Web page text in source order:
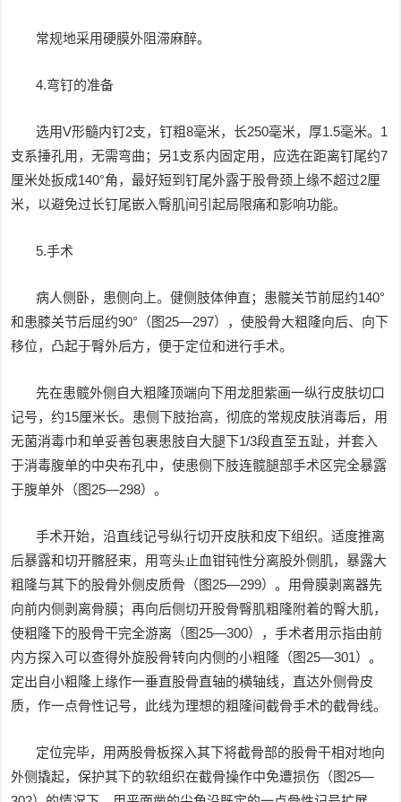
常规地采用硬膜外阻滞麻醉。
4.弯钉的准备
选用V形髓内钉2支，钉粗8毫米，长250毫米，厚1.5毫米。1
支系捶孔用，无需弯曲；另1支系内固定用，应选在距离钉尾约7
厘米处扳成140°角，最好短到钉尾外露于股骨颈上缘不超过2厘
米，以避免过长钉尾嵌入臀肌间引起局限痛和影响功能。
5.手术
病人侧卧，患侧向上。健侧肢体伸直；患髋关节前屈约140°
和患膝关节后屈约90°（图25—297），使股骨大粗隆向后、向下
移位，凸起于臀外后方，便于定位和进行手术。
先在患髋外侧自大粗隆顶端向下用龙胆紫画一纵行皮肤切口
记号，约15厘米长。患侧下肢抬高，彻底的常规皮肤消毒后，用
无菌消毒巾和单妥善包裹患肢自大腿下1/3段直至五趾，并套入
于消毒腹单的中央布孔中，使患侧下肢连髋腿部手术区完全暴露
于腹单外（图25—298）。
手术开始，沿直线记号纵行切开皮肤和皮下组织。适度推离
后暴露和切开髂胫束，用弯头止血钳钝性分离股外侧肌，暴露大
粗隆与其下的股骨外侧皮质骨（图25—299）。用骨膜剥离器先
向前内侧剥离骨膜；再向后侧切开股骨臀肌粗隆附着的臀大肌，
使粗隆下的股骨干完全游离（图25—300），手术者用示指由前
内方探入可以查得外旋股骨转向内侧的小粗隆（图25—301）。
定出自小粗隆上缘作一垂直股骨直轴的横轴线，直达外侧骨皮
质，作一点骨性记号，此线为理想的粗隆间截骨手术的截骨线。
定位完毕，用两股骨板探入其下将截骨部的股骨干相对地向
外侧撬起，保护其下的软组织在截骨操作中免遭损伤（图25—